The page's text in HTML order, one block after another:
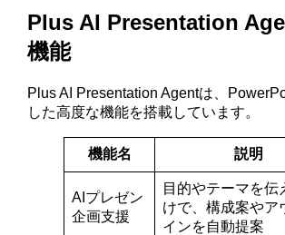
Plus AI Presentation
機能
Plus AI Presentation Agentは、
した高度な機能を搭載しています。
機能名 説明
AIプレゼン
企画支援
目的やテーマを伝
けで、構成案やア
インを自動提案